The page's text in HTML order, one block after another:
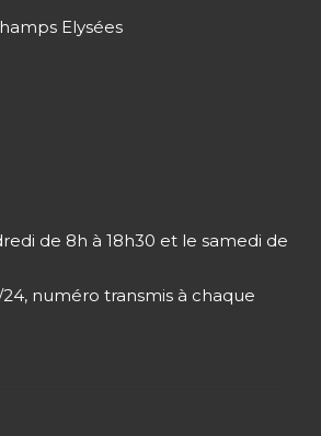
Elysées
de 8h à 18h30 et le samedi de
numéro transmis à chaque